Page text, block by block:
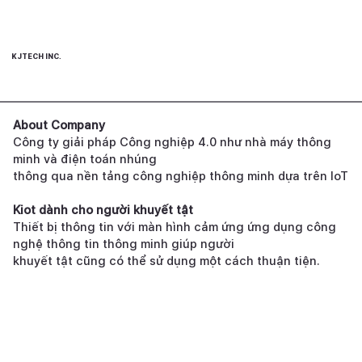
KJTECH INC.
About Company
Công ty giải pháp Công nghiệp 4.0 như nhà máy thông
minh và điện toán nhúng
thông qua nền tảng công nghiệp thông minh dựa trên IoT
Kiot dành cho người khuyết tật
Thiết bị thông tin với màn hình cảm ứng ứng dụng công
nghệ thông tin thông minh giúp người
khuyết tật cũng có thể sử dụng một cách thuận tiện.